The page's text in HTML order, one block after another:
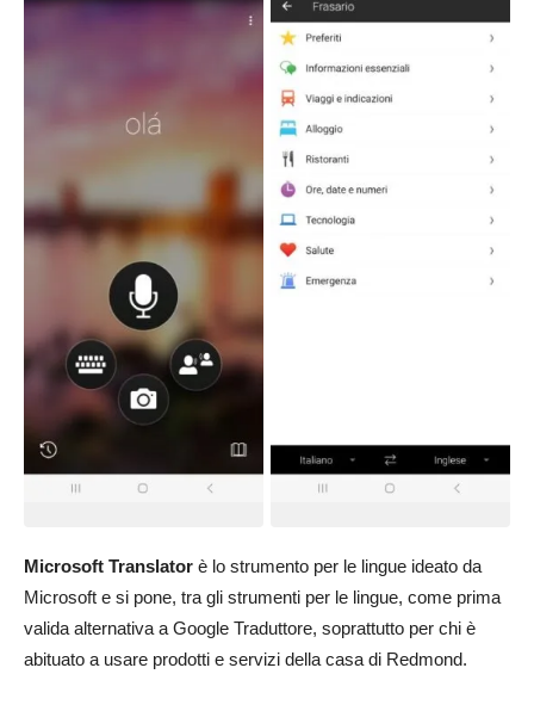
Microsoft Translator è lo strumento per le lingue ideato da
Microsoft e si pone, tra gli strumenti per le lingue, come prima
valida alternativa a Google Traduttore, soprattutto per chi è
abituato a usare prodotti e servizi della casa di Redmond.